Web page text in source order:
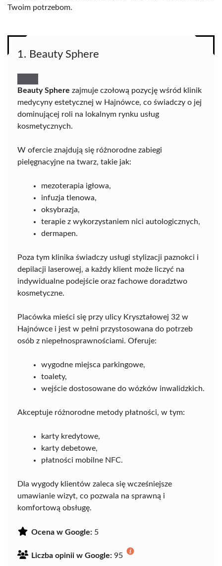
Twoim potrzebom.
1. Beauty Sphere
Beauty Sphere zajmuje czołową pozycję wśród klinik
medycyny estetycznej w Hajnówce, co świadczy o jej
dominującej roli na lokalnym rynku usług
kosmetycznych.
W ofercie znajdują się różnorodne zabiegi
pielęgnacyjne na twarz, takie jak:
mezoterapia igłowa,
infuzja tlenowa,
oksybrazja,
terapie z wykorzystaniem nici autologicznych,
dermapen.
Poza tym klinika świadczy usługi stylizacji paznokci i
depilacji laserowej, a każdy klient może liczyć na
indywidualne podejście oraz fachowe doradztwo
kosmetyczne.
Placówka mieści się przy ulicy Kryształowej 32 w
Hajnówce i jest w pełni przystosowana do potrzeb
osób z niepełnosprawnościami. Oferuje:
wygodne miejsca parkingowe,
toalety,
wejście dostosowane do wózków inwalidzkich.
Akceptuje różnorodne metody płatności, w tym:
karty kredytowe,
karty debetowe,
płatności mobilne NFC.
Dla wygody klientów zaleca się wcześniejsze
umawianie wizyt, co pozwala na sprawną i
komfortową obsługę.
Ocena w Google: 5
Liczba opinii w Google: 95